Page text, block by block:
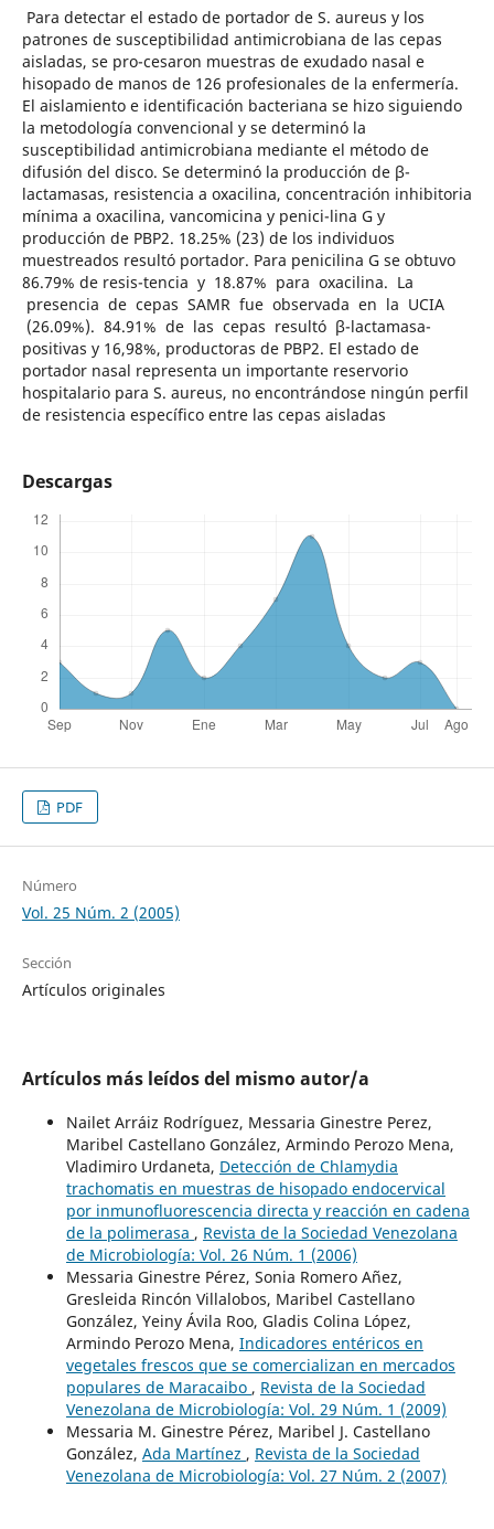
Para detectar el estado de portador de S. aureus y los
patrones de susceptibilidad antimicrobiana de las cepas
aisladas, se pro-cesaron muestras de exudado nasal e
hisopado de manos de 126 profesionales de la enfermería.
El aislamiento e identificación bacteriana se hizo siguiendo
la metodología convencional y se determinó la
susceptibilidad antimicrobiana mediante el método de
difusión del disco. Se determinó la producción de β-
lactamasas, resistencia a oxacilina, concentración inhibitoria
mínima a oxacilina, vancomicina y penici-lina G y
producción de PBP2. 18.25% (23) de los individuos
muestreados resultó portador. Para penicilina G se obtuvo
86.79% de resis-tencia y 18.87% para oxacilina. La
presencia de cepas SAMR fue observada en la UCIA
(26.09%). 84.91% de las cepas resultó β-lactamasa-
positivas y 16,98%, productoras de PBP2. El estado de
portador nasal representa un importante reservorio
hospitalario para S. aureus, no encontrándose ningún perfil
de resistencia específico entre las cepas aisladas
Descargas
PDF
Número
Vol. 25 Núm. 2 (2005)
Sección
Artículos originales
Artículos más leídos del mismo autor/a
Nailet Arráiz Rodríguez, Messaria Ginestre Perez,
Maribel Castellano González, Armindo Perozo Mena,
Vladimiro Urdaneta, Detección de Chlamydia
trachomatis en muestras de hisopado endocervical
por inmunofluorescencia directa y reacción en cadena
de la polimerasa , Revista de la Sociedad Venezolana
de Microbiología: Vol. 26 Núm. 1 (2006)
Messaria Ginestre Pérez, Sonia Romero Añez,
Gresleida Rincón Villalobos, Maribel Castellano
González, Yeiny Ávila Roo, Gladis Colina López,
Armindo Perozo Mena, Indicadores entéricos en
vegetales frescos que se comercializan en mercados
populares de Maracaibo , Revista de la Sociedad
Venezolana de Microbiología: Vol. 29 Núm. 1 (2009)
Messaria M. Ginestre Pérez, Maribel J. Castellano
González, Ada Martínez , Revista de la Sociedad
Venezolana de Microbiología: Vol. 27 Núm. 2 (2007)